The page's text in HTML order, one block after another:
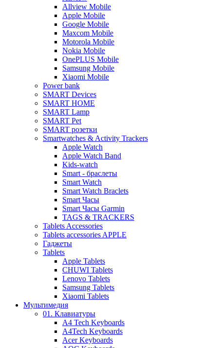
Allview Mobile
Apple Mobile
Google Mobile
Maxcom Mobile
Motorola Mobile
Nokia Mobile
OnePLUS Mobile
Samsung Mobile
Xiaomi Mobile
Power bank
SMART Devices
SMART HOME
SMART Lamp
SMART Pet
SMART розетки
Smartwatches & Activity Trackers
Apple Watch
Apple Watch Band
Kids-watch
Smart - браслеты
Smart Watch
Smart Watch Braclets
Smart Часы
Smart Часы Garmin
TAGS & TRACKERS
Tablets Accessories
Tablets accessories APPLE
Гаджеты
Tablets
Apple Tablets
CHUWI Tablets
Lenovo Tablets
Samsung Tablets
Xiaomi Tablets
Мультимедия
01. Клавиатуры
A4 Tech Keyboards
A4Tech Keyboards
Acer Keyboards